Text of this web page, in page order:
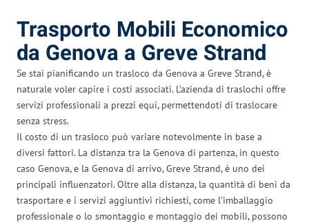
Trasporto Mobili Economico
da Genova a Greve Strand
Se stai pianificando un trasloco da Genova a Greve Strand, è
naturale voler capire i costi associati. L’azienda di traslochi offre
servizi professionali a prezzi equi, permettendoti di traslocare
senza stress.
Il costo di un trasloco può variare notevolmente in base a
diversi fattori. La distanza tra la Genova di partenza, in questo
caso Genova, e la Genova di arrivo, Greve Strand, è uno dei
principali influenzatori. Oltre alla distanza, la quantità di beni da
trasportare e i servizi aggiuntivi richiesti, come l’imballaggio
professionale o lo smontaggio e montaggio dei mobili, possono